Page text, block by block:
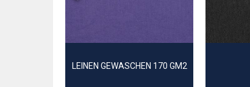
LEINEN GEWASCHEN 170 GM2